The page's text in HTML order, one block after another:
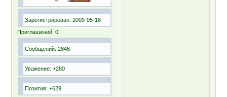
Зарегистрирован: 2009-05-16
Приглашений: 0
Сообщений: 2846
Уважение: +280
Позитив: +629